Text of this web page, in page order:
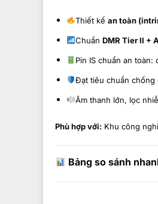
Thiết kếan toàn
ChuẩnDMR Tier II +
Pin IS chuẩn an toàn:
Đạt tiêu chuẩn chống
Âm thanh lớn, lọc
Phù hợp với: Khu công
Bảng so sánh